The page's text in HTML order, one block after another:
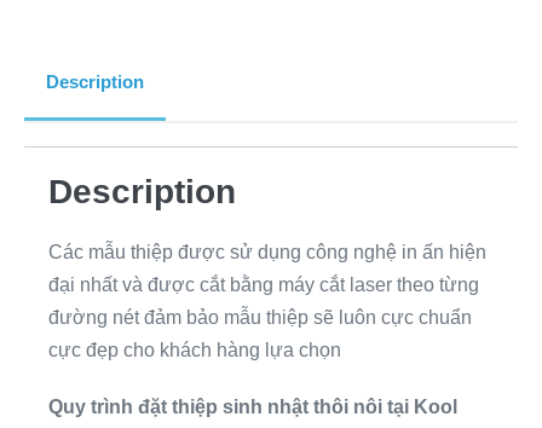
Description
Description
Các mẫu thiệp được sử dụng công nghệ in ấn hiện
đại nhất và được cắt bằng máy cắt laser theo từng
đường nét đảm bảo mẫu thiệp sẽ luôn cực chuẩn
cực đẹp cho khách hàng lựa chọn
Quy trình đặt thiệp sinh nhật thôi nôi tại Kool